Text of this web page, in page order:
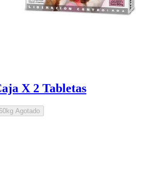
X 2 Tabletas
60kg Agotado